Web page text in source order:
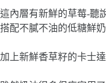
這內層有新鮮的草莓-聽
搭配不膩不油的低糖鮮
加上新鮮香草籽的卡士